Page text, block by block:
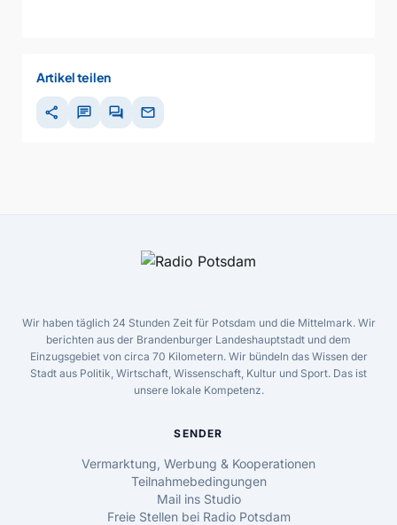
Artikel teilen
share chat forum mail
Wir haben täglich 24 Stunden Zeit für Potsdam und die Mittelmark. Wir
berichten aus der Brandenburger Landeshauptstadt und dem
Einzugsgebiet von circa 70 Kilometern. Wir bündeln das Wissen der
Stadt aus Politik, Wirtschaft, Wissenschaft, Kultur und Sport. Das ist
unsere lokale Kompetenz.
SENDER
Vermarktung, Werbung & Kooperationen
Teilnahmebedingungen
Mail ins Studio
Freie Stellen bei Radio Potsdam